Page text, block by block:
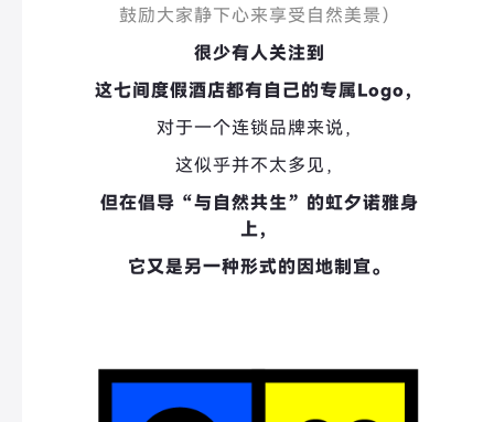
鼓励大家静下心来享受自然美景）
很少有人关注到
这七间度假酒店都有自己的专属Logo，
对于一个连锁品牌来说，
这似乎并不太多见，
但在倡导“与自然共生”的虹夕诺雅身
上，
它又是另一种形式的因地制宜。